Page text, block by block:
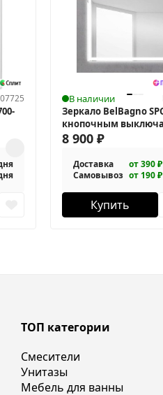
В наличии
Зеркало BelBagno
кнопочным
8 900 ₽
Доставка от 390 ₽
Самовывоз от 190 ₽
Купить
ТОП категории
Смесители
Унитазы
Мебель для ванны